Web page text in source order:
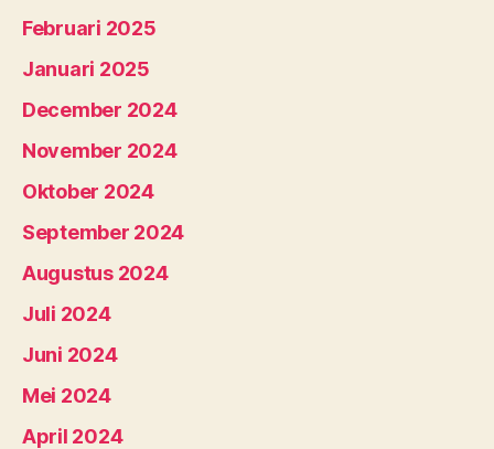
Februari 2025
Januari 2025
December 2024
November 2024
Oktober 2024
September 2024
Augustus 2024
Juli 2024
Juni 2024
Mei 2024
April 2024